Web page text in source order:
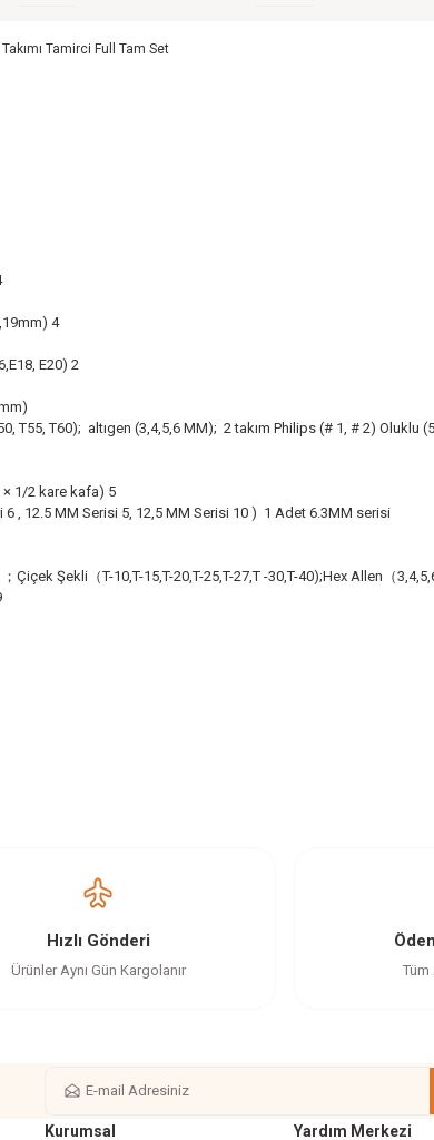
Tamirci Full Tam Set
4
E20) 2
T55, T60); altıgen (3,4,5,6 MM); 2 takım Philips (# 1, # 2) Oluklu
1/2 kare kafa) 5
, 12.5 MM Serisi 5, 12,5 MM Serisi 10 ) 1 Adet 6.3MM serisi
Şekli（T-10,T-15,T-20,T-25,T-27,T -30,T-40);Hex Allen（
Gönder
Hızlı Gönderi
Ürünler Aynı Gün Kargolanır Tüm
Kurumsal Yardım Merkezi